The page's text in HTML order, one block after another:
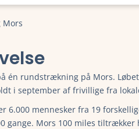
Mors
én rundstrækning på Mors.
i september af frivillige fra
6.000 mennesker fra 19
gange. Mors 100 miles tiltrækker